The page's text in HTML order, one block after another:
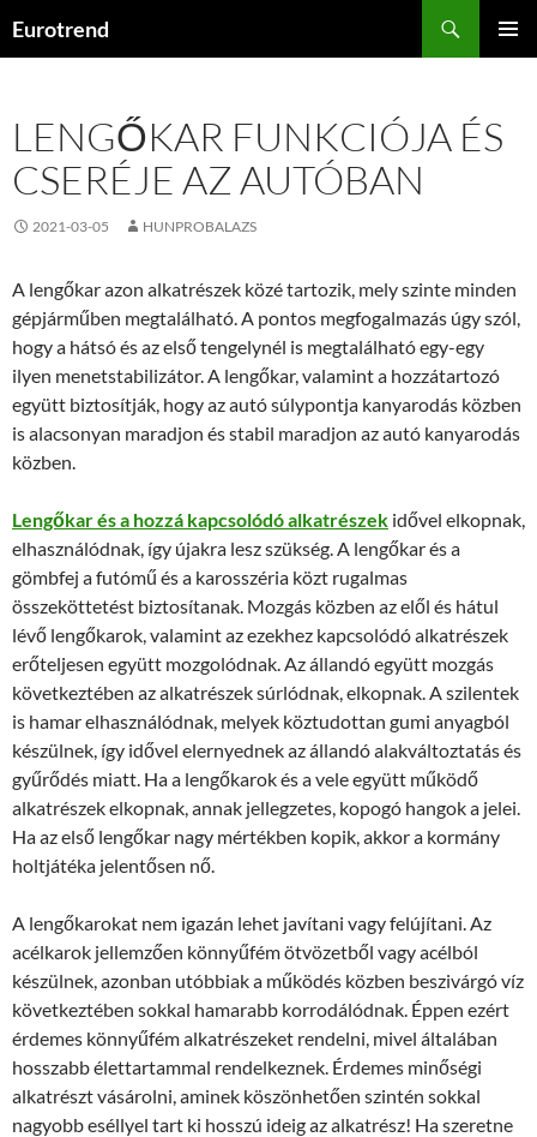
Eurotrend
LENGŐKAR FUNKCIÓJA ÉS
CSERÉJE AZ AUTÓBAN
2021-03-05 HUNPROBALAZS
A lengőkar azon alkatrészek közé tartozik, mely szinte minden
gépjárműben megtalálható. A pontos megfogalmazás úgy szól,
hogy a hátsó és az első tengelynél is megtalálható egy-egy
ilyen menetstabilizátor. A lengőkar, valamint a hozzátartozó
együtt biztosítják, hogy az autó súlypontja kanyarodás közben
is alacsonyan maradjon és stabil maradjon az autó kanyarodás
közben.
Lengőkar és a hozzá kapcsolódó alkatrészek idővel elkopnak,
elhasználódnak, így újakra lesz szükség. A lengőkar és a
gömbfej a futómű és a karosszéria közt rugalmas
összeköttetést biztosítanak. Mozgás közben az elől és hátul
lévő lengőkarok, valamint az ezekhez kapcsolódó alkatrészek
erőteljesen együtt mozgolódnak. Az állandó együtt mozgás
következtében az alkatrészek súrlódnak, elkopnak. A szilentek
is hamar elhasználódnak, melyek köztudottan gumi anyagból
készülnek, így idővel elernyednek az állandó alakváltoztatás és
gyűrődés miatt. Ha a lengőkarok és a vele együtt működő
alkatrészek elkopnak, annak jellegzetes, kopogó hangok a jelei.
Ha az első lengőkar nagy mértékben kopik, akkor a kormány
holtjátéka jelentősen nő.
A lengőkarokat nem igazán lehet javítani vagy felújítani. Az
acélkarok jellemzően könnyűfém ötvözetből vagy acélból
készülnek, azonban utóbbiak a működés közben beszivárgó víz
következtében sokkal hamarabb korrodálódnak. Éppen ezért
érdemes könnyűfém alkatrészeket rendelni, mivel általában
hosszabb élettartammal rendelkeznek. Érdemes minőségi
alkatrészt vásárolni, aminek köszönhetően szintén sokkal
nagyobb eséllyel tart ki hosszú ideig az alkatrész! Ha szeretne